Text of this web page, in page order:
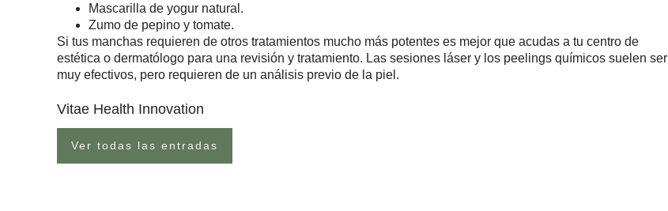
Mascarilla de yogur natural.
Zumo de pepino y tomate.
Si tus manchas requieren de otros tratamientos mucho más potentes es mejor que acudas a tu centro de
estética o dermatólogo para una revisión y tratamiento. Las sesiones láser y los peelings químicos suelen ser
muy efectivos, pero requieren de un análisis previo de la piel.
Vitae Health Innovation
Ver todas las entradas